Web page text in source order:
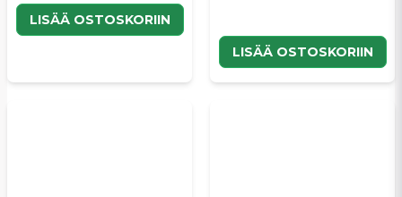
LISÄÄ OSTOSKORIIN
LISÄÄ OSTOSKORIIN